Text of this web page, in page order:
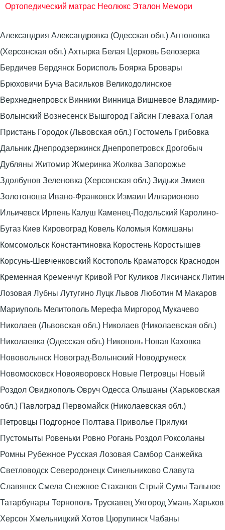
Ортопедический матрас Неолюкс Эталон Мемори
Александрия Александровка (Одесская обл.) Антоновка
(Херсонская обл.) Ахтырка Белая Церковь Белозерка
Бердичев Бердянск Борисполь Боярка Бровары
Брюховичи Буча Васильков Великодолинское
Верхнеднепровск Винники Винница Вишневое Владимир-
Волынский Вознесенск Вышгород Гайсин Глеваха Голая
Пристань Городок (Львовская обл.) Гостомель Грибовка
Дальник Днепродзержинск Днепропетровск Дрогобыч
Дубляны Житомир Жмеринка Жолква Запорожье
Здолбунов Зеленовка (Херсонская обл.) Зидьки Змиев
Золотоноша Ивано-Франковск Измаил Илларионово
Ильичевск Ирпень Калуш Каменец-Подольский Каролино-
Бугаз Киев Кировоград Ковель Коломыя Комишаны
Комсомольск Константиновка Коростень Коростышев
Корсунь-Шевченковский Костополь Краматорск Краснодон
Кременная Кременчуг Кривой Рог Куликов Лисичанск Литин
Лозовая Лубны Лутугино Луцк Львов Люботин М Макаров
Мариуполь Мелитополь Мерефа Миргород Мукачево
Николаев (Львовская обл.) Николаев (Николаевская обл.)
Николаевка (Одесская обл.) Никополь Новая Каховка
Нововолынск Новоград-Волынский Новодружеск
Новомосковск Новояворовск Новые Петровцы Новый
Роздол Овидиополь Овруч Одесса Ольшаны (Харьковская
обл.) Павлоград Первомайск (Николаевская обл.)
Петровцы Подгорное Полтава Приволье Прилуки
Пустомыты Ровеньки Ровно Рогань Роздол Роксоланы
Ромны Рубежное Русская Лозовая Самбор Санжейка
Светловодск Северодонецк Синельниково Славута
Славянск Смела Снежное Стаханов Стрый Сумы Тальное
Татарбунары Тернополь Трускавец Ужгород Умань Харьков
Херсон Хмельницкий Хотов Цюрупинск Чабаны